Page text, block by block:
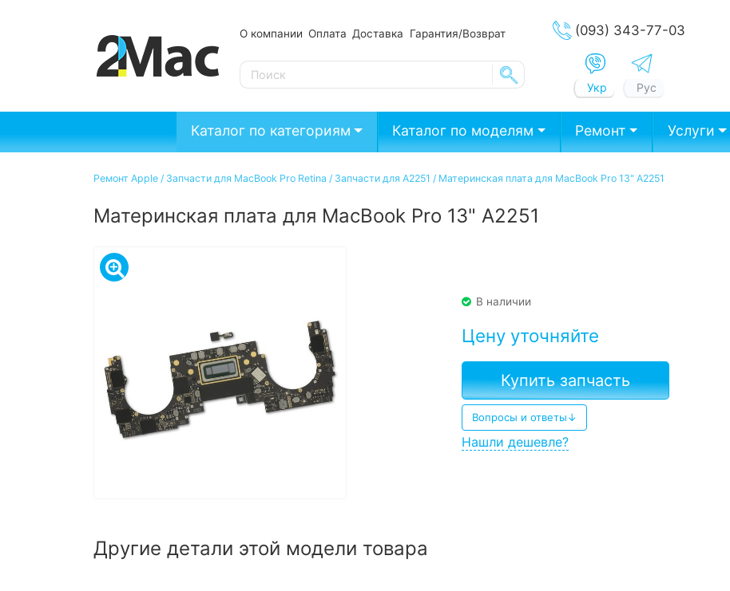
О компании Оплата Доставка Гарантия/Возврат
SE
(093) 343-77-03
Укр Рус
Каталог по категориям Каталог по моделям Ремонт Услуги
Ремонт Apple / Запчасти для MacBook Pro Retina / Запчасти для A2251 / Материнская плата для MacBook Pro 13" A2251
Материнская плата для MacBook Pro 13" A2251
В наличии
Цену уточняйте
Купить запчасть
Вопросы и ответы↓
Нашли дешевле?
Другие детали этой модели товара